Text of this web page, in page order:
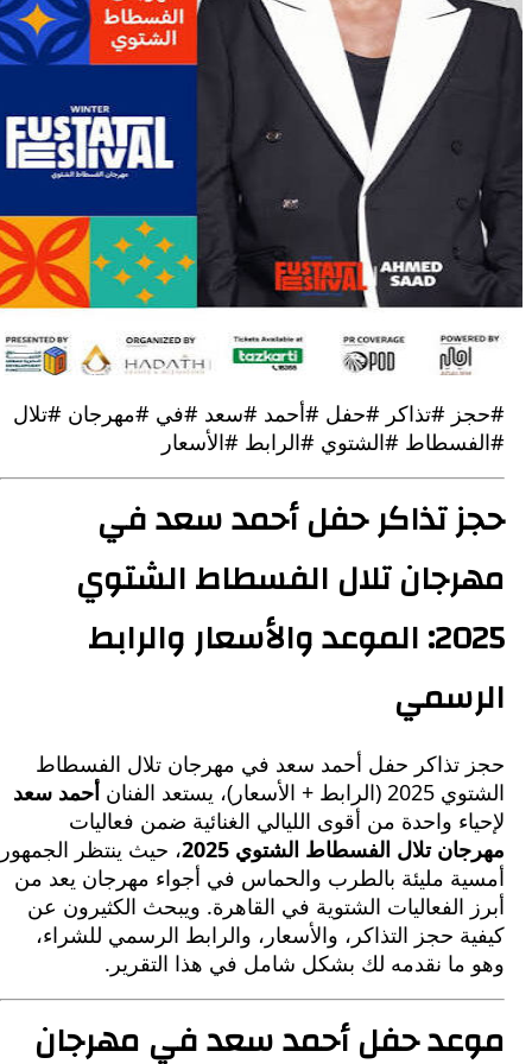
#تذاكر #حفل #أحمد #سعد #في #مهرجان #تلال
#الشتوي #الرابط #الأسعار
تذاكر حفل أحمد سعد في
تلال الفسطاط الشتوي
2025: الموعد والأسعار والرابط
حفل أحمد سعد في مهرجان تلال الفسطاط
يستعد الفنان
أحمد سعد
واحدة من أقوى الليالي الغنائية ضمن فعاليات
تلال الفسطاط الشتوي 2025
، حيث ينتظر الجمهور
مليئة بالطرب والحماس في أجواء مهرجان يعد من
الفعاليات الشتوية في القاهرة. ويبحث الكثيرون عن
حجز التذاكر، والأسعار، والرابط الرسمي للشراء،
نقدمه لك بشكل شامل في هذا التقرير.
حفل أحمد سعد في مهرجان